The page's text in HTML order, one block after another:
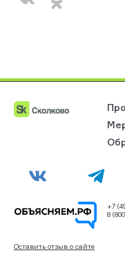
+7
8
Оставить отзыв о сайте